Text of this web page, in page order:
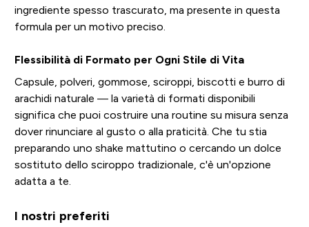
ingrediente spesso trascurato, ma presente in questa
formula per un motivo preciso.
Flessibilità di Formato per Ogni Stile di Vita
Capsule, polveri, gommose, sciroppi, biscotti e burro di
arachidi naturale — la varietà di formati disponibili
significa che puoi costruire una routine su misura senza
dover rinunciare al gusto o alla praticità. Che tu stia
preparando uno shake mattutino o cercando un dolce
sostituto dello sciroppo tradizionale, c'è un'opzione
adatta a te.
I nostri preferiti